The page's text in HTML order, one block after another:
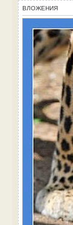
ВЛОЖЕНИЯ